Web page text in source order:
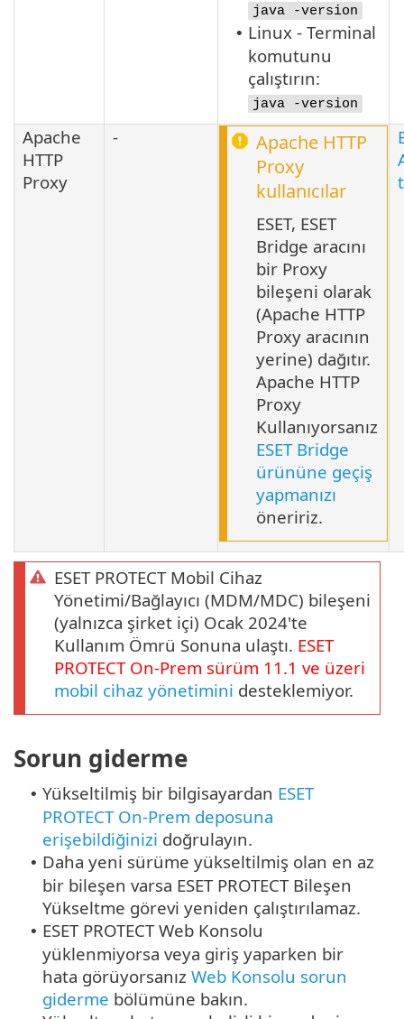
java -version
• Linux - Terminal
komutunu
çalıştırın:
java -version
Apache
HTTP
Proxy
-
Apache HTTP
Proxy
kullanıcılar
ESET, ESET
Bridge aracını
bir Proxy
bileşeni olarak
(Apache HTTP
Proxy aracının
yerine) dağıtır.
Apache HTTP
Proxy
Kullanıyorsanız
ESET Bridge
ürününe geçiş
yapmanızı
öneririz.
ESET PROTECT Mobil Cihaz
Yönetimi/Bağlayıcı (MDM/MDC) bileşeni
(yalnızca şirket içi) Ocak 2024'te
Kullanım Ömrü Sonuna ulaştı. ESET
PROTECT On-Prem sürüm 11.1 ve üzeri
mobil cihaz yönetimini desteklemiyor.
Sorun giderme
• Yükseltilmiş bir bilgisayardan ESET
PROTECT On-Prem deposuna
erişebildiğinizi doğrulayın.
• Daha yeni sürüme yükseltilmiş olan en az
bir bileşen varsa ESET PROTECT Bileşen
Yükseltme görevi yeniden çalıştırılamaz.
• ESET PROTECT Web Konsolu
yüklenmiyorsa veya giriş yaparken bir
hata görüyorsanız Web Konsolu sorun
giderme bölümüne bakın.